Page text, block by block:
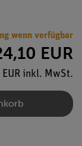
wenn verfügbar
EUR
inkl. MwSt.